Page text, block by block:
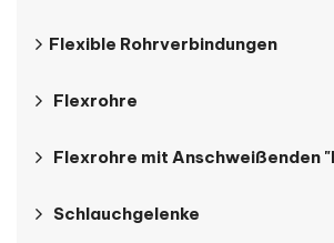
Flexible Rohrverbindungen
Flexrohre
Flexrohre mit Anschweißenden
Schlauchgelenke